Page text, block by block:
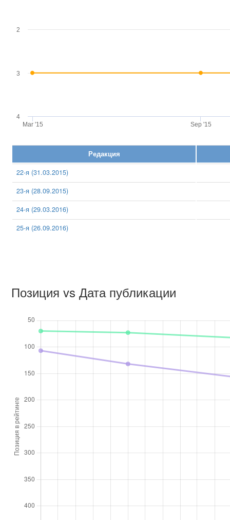
Mar '15 Sep '15
2
3
4
Редакция
22-я (31.03.2015)
23-я (28.09.2015)
24-я (29.03.2016)
25-я (26.09.2016)
Позиция vs Дата публикации